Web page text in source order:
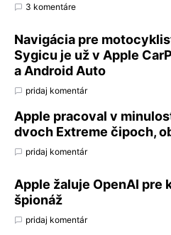
3 komentáre
Navigácia pre
Sygicu je už v Apple
a Android Auto
pridaj komentár
Apple pracoval v
dvoch Extreme čipoch,
pridaj komentár
Apple žaluje OpenAI pre
špionáž
pridaj komentár